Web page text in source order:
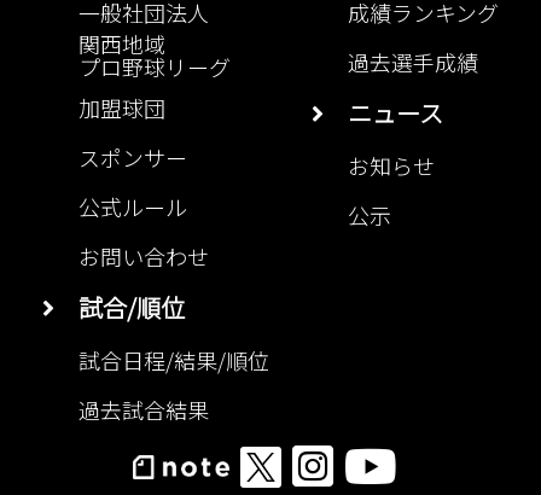
一般社団法人
関西地域
プロ野球リーグ
加盟球団
スポンサー
公式ルール
お問い合わせ
試合/順位
試合日程/結果/順位
過去試合結果
成績ランキング
過去選手成績
ニュース
お知らせ
公示